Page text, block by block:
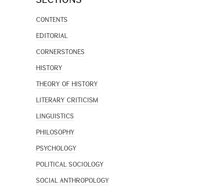
CONTENTS
EDITORIAL
CORNERSTONES
HISTORY
THEORY OF HISTORY
LITERARY CRITICISM
LINGUISTICS
PHILOSOPHY
PSYCHOLOGY
POLITICAL SOCIOLOGY
SOCIAL ANTHROPOLOGY